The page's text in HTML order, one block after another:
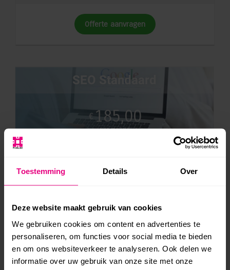
Toestemming Details Over
Deze website maakt gebruik van cookies
We gebruiken cookies om content en advertenties te
personaliseren, om functies voor social media te bieden
en om ons websiteverkeer te analyseren. Ook delen we
informatie over uw gebruik van onze site met onze
Offerte aanvragen
SEO Standaard
€ 185,00
per maand
Vermelding op
Aanmelden Google (Search Console)
Aanmaken XML map
Google Snippets onderhouden